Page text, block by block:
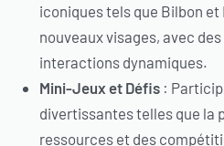
iconiques tels que Bilbon et
nouveaux visages, avec
interactions dynamiques.
Mini-Jeux et Défis :
divertissantes telles que la
ressources et des